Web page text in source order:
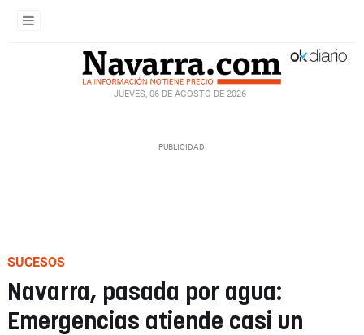
JUEVES, 06 DE AGOSTO DE 2026
SUCESOS
Navarra, pasada por agua:
Emergencias atiende casi un